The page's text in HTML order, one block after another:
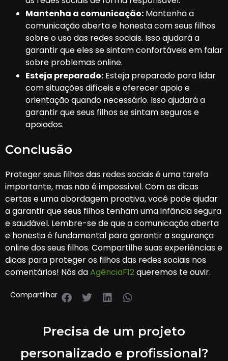
Mantenha a comunicação: Mantenha a
comunicação aberta e honesta com seus filhos
sobre o uso das redes sociais. Isso ajudará a
garantir que eles se sintam confortáveis em falar
sobre problemas online.
Esteja preparado: Esteja preparado para lidar
com situações difíceis e oferecer apoio e
orientação quando necessário. Isso ajudará a
garantir que seus filhos se sintam seguros e
apoiados.
Conclusão
Proteger seus filhos das redes sociais é uma tarefa
importante, mas não é impossível. Com as dicas
certas e uma abordagem proativa, você pode ajudar
a garantir que seus filhos tenham uma infância segura
e saudável. Lembre-se de que a comunicação aberta
e honesta é fundamental para garantir a segurança
online dos seus filhos. Compartilhe suas experiências e
dicas para proteger os filhos das redes sociais nos
comentários! Nós daAgênciaF12queremos te ouvir.
Compartilhar
Precisa de um projeto
personalizado e profissional?